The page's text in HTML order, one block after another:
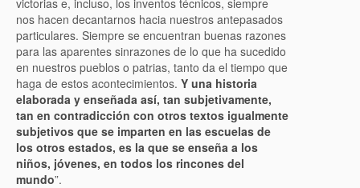
victorias e, incluso, los inventos técnicos, siempre
nos hacen decantarnos hacia nuestros antepasados
particulares. Siempre se encuentran buenas razones
para las aparentes sinrazones de lo que ha sucedido
en nuestros pueblos o patrias, tanto da el tiempo que
haga de estos acontecimientos. Y una historia
elaborada y enseñada así, tan subjetivamente,
tan en contradicción con otros textos igualmente
subjetivos que se imparten en las escuelas de
los otros estados, es la que se enseña a los
niños, jóvenes, en todos los rincones del
mundo”.